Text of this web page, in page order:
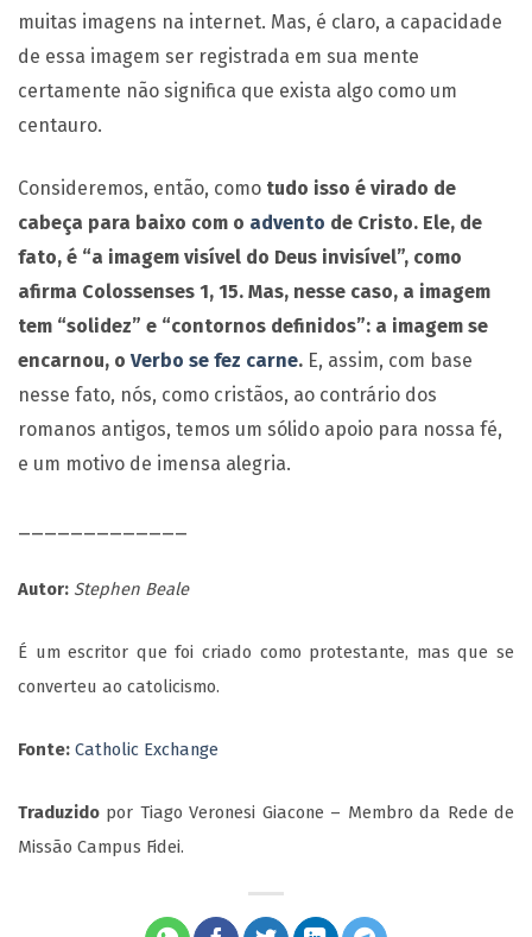
muitas imagens na internet. Mas, é claro, a capacidade
de essa imagem ser registrada em sua mente
certamente não significa que exista algo como um
centauro.
Consideremos, então, como tudo isso é virado de
cabeça para baixo com o advento de Cristo. Ele, de
fato, é “a imagem visível do Deus invisível”, como
afirma Colossenses 1, 15. Mas, nesse caso, a imagem
tem “solidez” e “contornos definidos”: a imagem se
encarnou, o Verbo se fez carne. E, assim, com base
nesse fato, nós, como cristãos, ao contrário dos
romanos antigos, temos um sólido apoio para nossa fé,
e um motivo de imensa alegria.
Autor: Stephen Beale
É um escritor que foi criado como protestante, mas que se
converteu ao catolicismo.
Fonte: Catholic Exchange
Traduzido por Tiago Veronesi Giacone – Membro da Rede de
Missão Campus Fidei.